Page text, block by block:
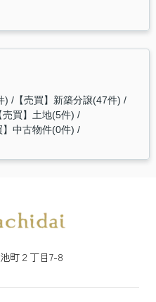
) 【売買】新築分譲(47件)
売買】土地(5件)
】中古物件(0件)
町２丁目7-8